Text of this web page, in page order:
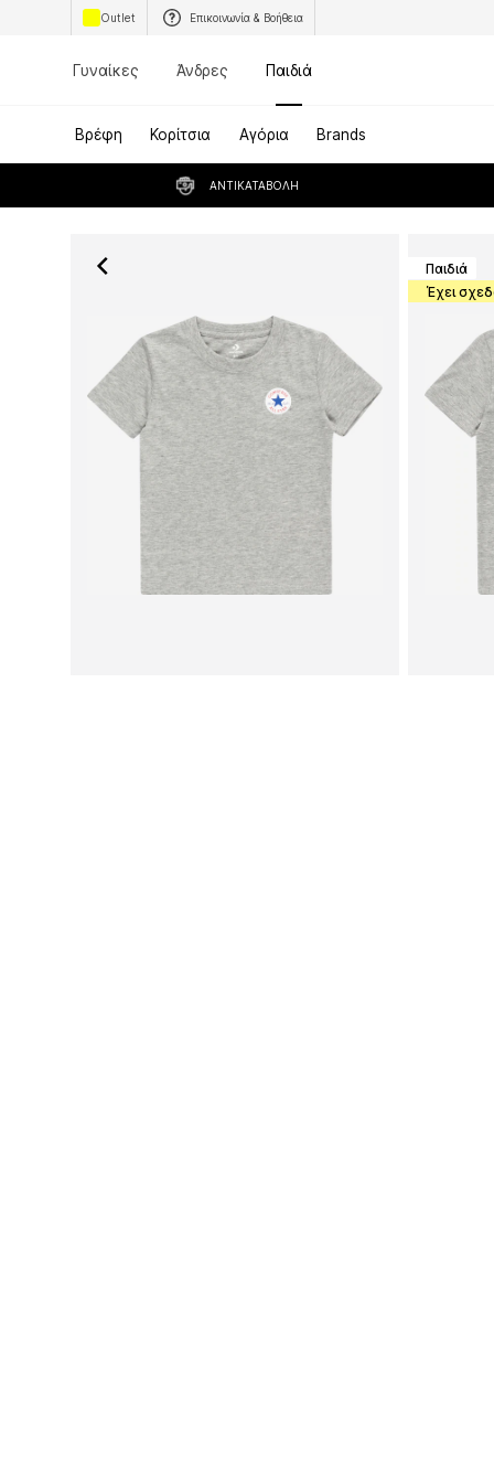
Outlet Επικοινωνία & Βοήθεια
Γυναίκες Άνδρες Παιδιά
Βρέφη Κορίτσια Αγόρια Brands
ΑΝΤΙΚΑΤΑΒΟΛΉ
Παιδιά
Έχει